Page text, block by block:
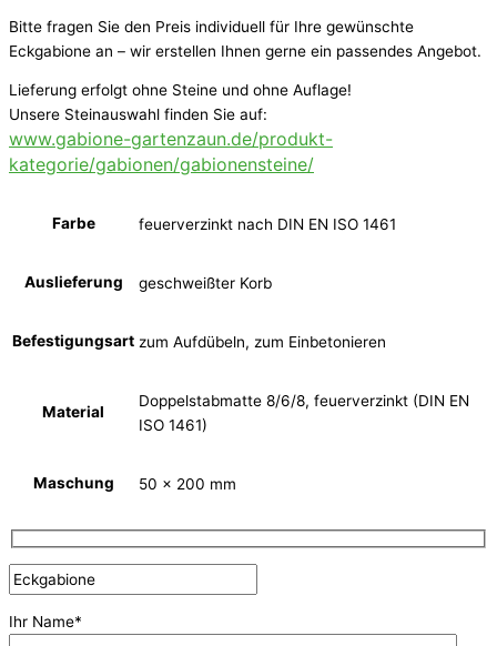
Bitte fragen Sie den Preis individuell für Ihre gewünschte
Eckgabione an – wir erstellen Ihnen gerne ein passendes Angebot.
Lieferung erfolgt ohne Steine und ohne Auflage!
Unsere Steinauswahl finden Sie auf:
www.gabione-gartenzaun.de/produkt-
kategorie/gabionen/gabionensteine/
Farbe feuerverzinkt nach DIN EN ISO 1461
Auslieferung geschweißter Korb
Befestigungsart zum Aufdübeln, zum Einbetonieren
Material
Doppelstabmatte 8/6/8, feuerverzinkt (DIN EN
ISO 1461)
Maschung 50 x 200 mm
Ihr Name*